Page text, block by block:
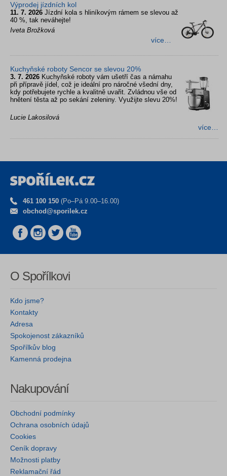
Výprodej jízdních kol
11. 7. 2026 Jízdní kola s hliníkovým rámem se slevou až
40 %, tak neváhejte!
Iveta Brožková
více…
Kuchyňské roboty Sencor se slevou 20%
3. 7. 2026 Kuchyňské roboty vám ušetří čas a námahu
při přípravě jídel, což je ideální pro náročné všední dny,
kdy potřebujete rychle a kvalitně uvařit. Zvládnou vše od
hnětení těsta až po sekání zeleniny. Využijte slevu 20%!
Lucie Lakosilová
více…
461 100 150 (Po–Pá 9.00–16.00)
obchod@sporilek.cz
O Spořílkovi
Kdo jsme?
Kontakty
Adresa
Spokojenost zákazníků
Spořílkův blog
Kamenná prodejna
Nakupování
Obchodní podmínky
Ochrana osobních údajů
Cookies
Ceník dopravy
Možnosti platby
Reklamační řád